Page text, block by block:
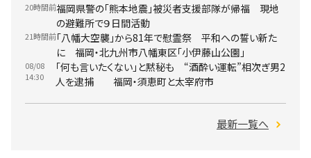
20時間前福岡県警の「熊本地震」被災者支援部隊が帰福 現地
の避難所で９日間活動
21時間前「八幡大空襲」から81年で慰霊祭 平和への誓い新た
に 福岡・北九州市八幡東区「小伊藤山公園」
08/08
14:30
「何も言いたくない」と黙秘も “酒酔い運転”相次ぎ男2
人を逮捕 福岡・須恵町と太宰府市
最新一覧へ